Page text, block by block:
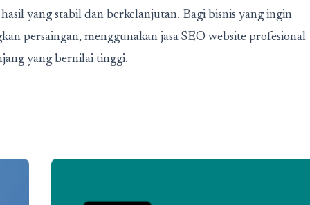
yang stabil dan berkelanjutan. Bagi bisnis yang ingin
persaingan, menggunakan jasa SEO website profesional
yang bernilai tinggi.